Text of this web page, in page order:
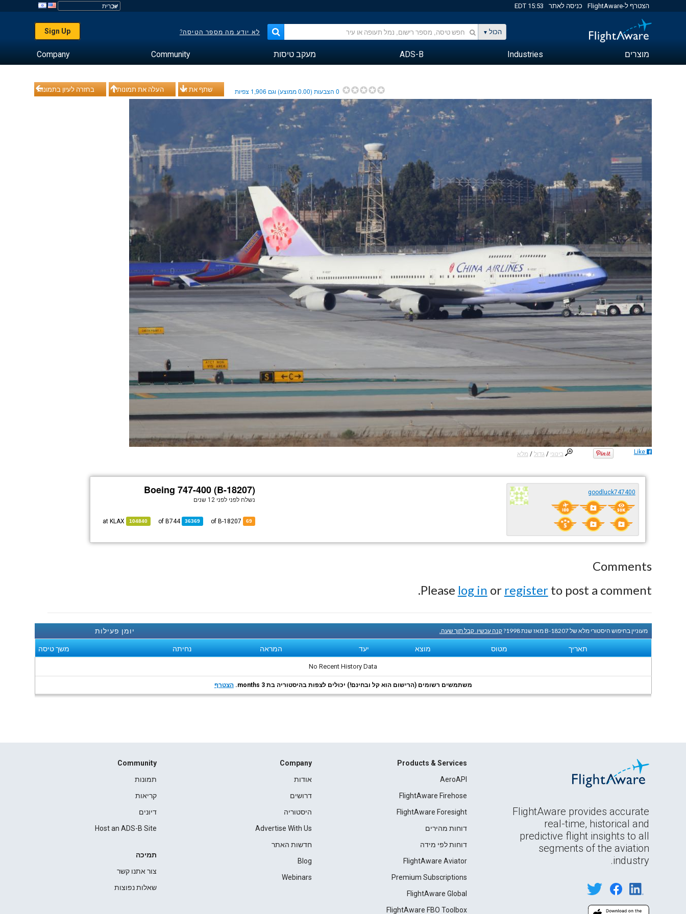
הצטרף ל-FlightAware כניסה לאתר 15:53 EDT
הכול לא יודע מה מספר הטיסה? Sign Up
מוצרים Industries
ADS-B מעקב טיסות Community
Company
בחזרה לעיון בתמונות העלה את תמונותיך שתף את זה 0הצבעות (0.00ממוצע) וגם 1,906 צפיות
בינוני /גדול / מלא Like
Boeing 747-400 (B-18207)
נשלח לפני לפני 12 שנים
69
36369
of
B744
104840
KLAX
goodluck747400
Comments
Please log in or registerto post a comment.
יומן פעילות מעוניין בחיפוש היסטורי מלא של B-18207 מאז שנת 1998? קנה עכשיו. קבל תוך שעה.
תאריך מטוס מוצא יעד המראה נחיתה משך טיסה
No Recent History Data
משתמשים רשומים (הרישום הוא קל ובחינם!) יכולים לצפות בהיסטוריה בת 3 months. הצטרף
FlightAware provides accurate
real-time, historical and
predictive flight insights to all
segments of the aviation
industry.
Products & Services
AeroAPI
FlightAware Firehose
FlightAware Foresight
דוחות מהירים
דוחות לפי מידה
FlightAware Aviator
Premium Subscriptions
FlightAware Global
FlightAware FBO Toolbox
Company
אודות
דרושים
היסטוריה
Advertise With Us
חדשות האתר
Blog
Webinars
Community
תמונות
קריאות
דיונים
Host an ADS-B Site
תמיכה
צור אתנו קשר
שאלות נפוצות